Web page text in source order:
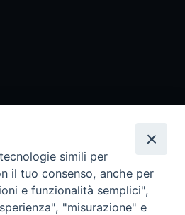
simili per
il tuo consenso, anche per
e funzionalità semplici",
"misurazione" e